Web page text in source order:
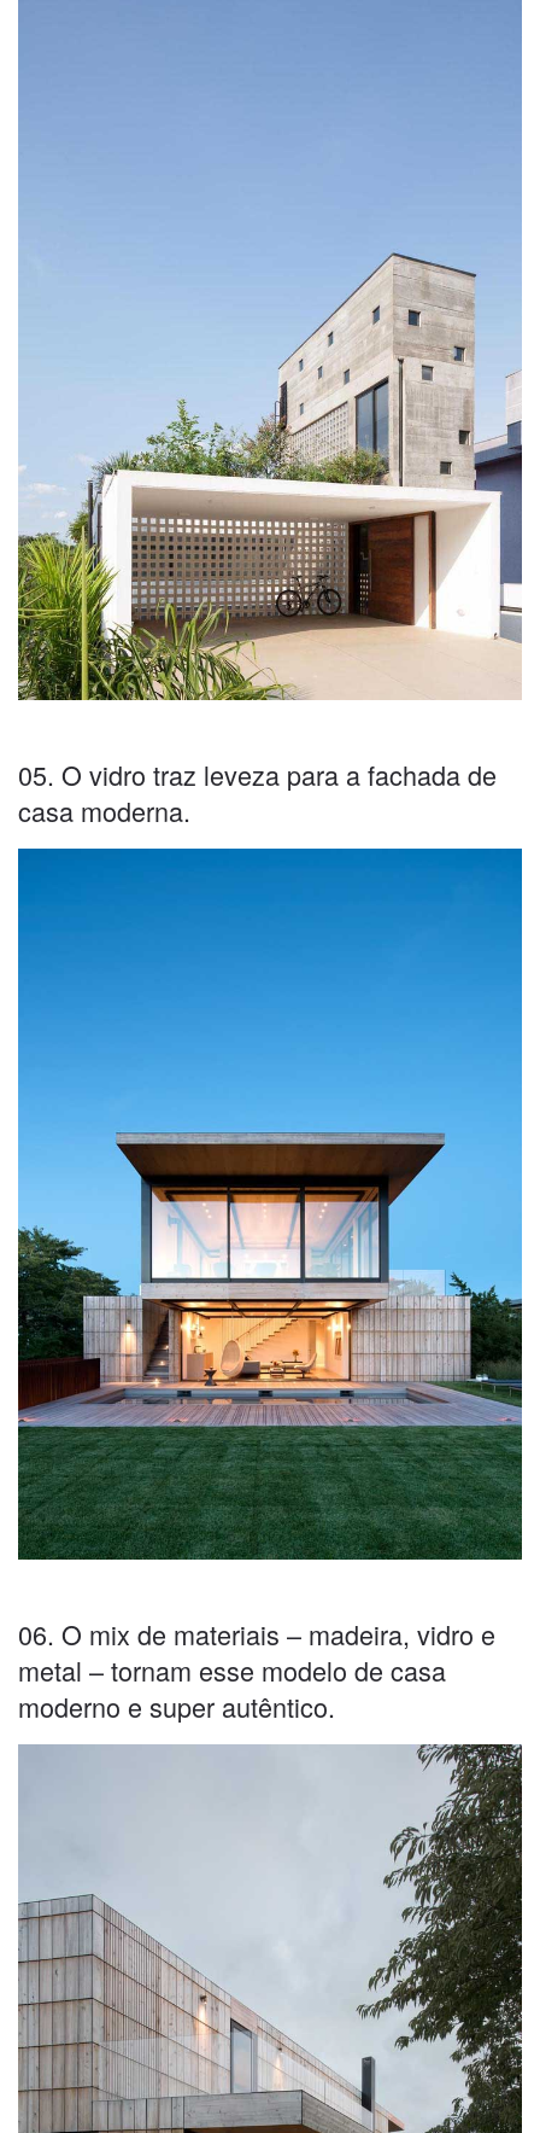
05. O vidro traz leveza para a fachada de
casa moderna.
06. O mix de materiais – madeira, vidro e
metal – tornam esse modelo de casa
moderno e super autêntico.